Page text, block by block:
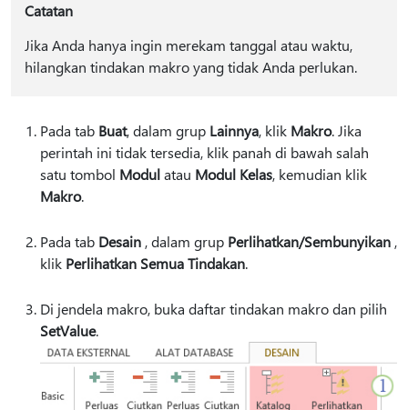
Catatan
Jika Anda hanya ingin merekam tanggal atau waktu,
hilangkan tindakan makro yang tidak Anda perlukan.
Pada tab Buat, dalam grup Lainnya, klik Makro. Jika
perintah ini tidak tersedia, klik panah di bawah salah
satu tombol Modulatau Modul Kelas, kemudian klik
Makro.
Pada tab Desain , dalam grup Perlihatkan/Sembunyikan ,
klik Perlihatkan Semua Tindakan.
Di jendela makro, buka daftar tindakan makro dan pilih
SetValue.